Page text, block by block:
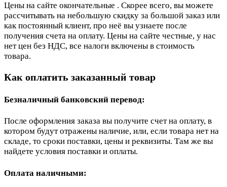
Цены на сайте окончательные . Скорее всего, вы можете
рассчитывать на небольшую скидку за большой заказ или
как постоянный клиент, про неё вы узнаете после
получения счета на оплату. Цены на сайте честные, у нас
нет цен без НДС, все налоги включены в стоимость
товара.
Как оплатить заказанный товар
Безналичный банковский перевод:
После оформления заказа вы получите счет на оплату, в
котором будут отражены наличие, или, если товара нет на
складе, то сроки поставки, цены и реквизиты. Там же вы
найдете условия поставки и оплаты.
Оплата наличными: